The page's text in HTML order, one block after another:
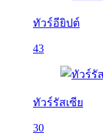
ทัวร์อียิปต์
43
ทัวร์รัสเซีย
30